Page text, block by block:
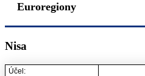
Euroregiony
Nisa
Účel: